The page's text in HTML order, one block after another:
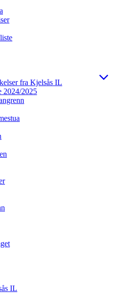
fra Kjelsås IL
2024/2025
IL